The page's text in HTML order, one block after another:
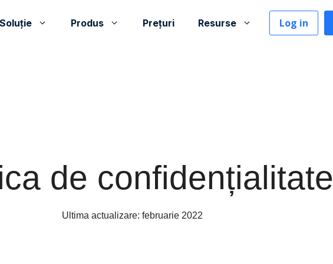
Soluţie Produs Prețuri Resurse Log in
de confidențialitate
Ultima actualizare: februarie 2022